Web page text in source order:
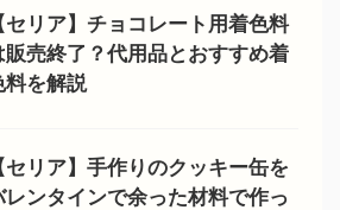
セリア】チョコレート用着色料
販売終了？代用品とおすすめ着
料を解説
セリア】手作りのクッキー缶を
レンタインで余った材料で作っ